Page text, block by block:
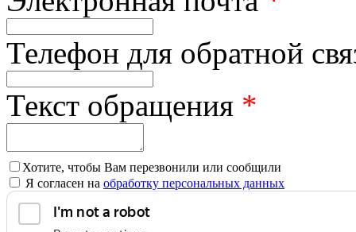
Телефон для обратной
Текст обращения *
Хотите, чтобы Вам перезвонили или сообщили
Я согласен на обработку персональных данных